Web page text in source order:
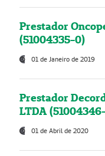
Prestador
(51004335-0)
01 de Janeiro de 2019
Prestador
LTDA
01 de Abril de 2020